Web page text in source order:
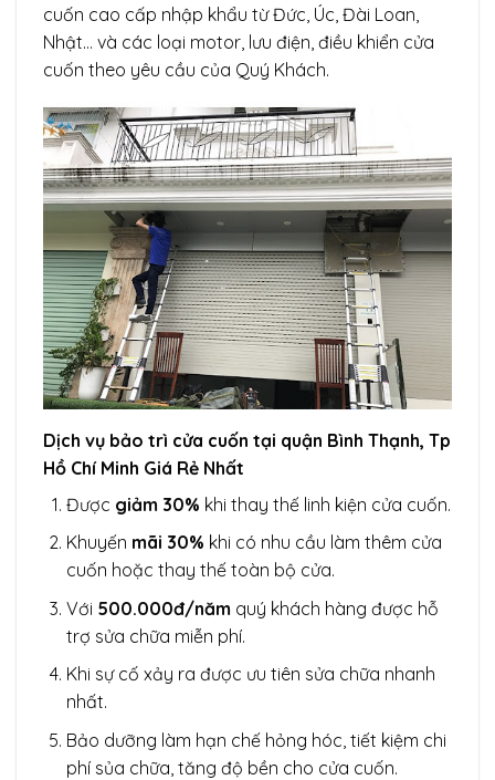
cuốn cao cấp nhập khẩu từ Đức, Úc, Đài Loan,
Nhật… và các loại motor, lưu điện, điều khiển cửa
cuốn theo yêu cầu của Quý Khách.
Dịch vụ bảo trì cửa cuốn tại quận Bình Thạnh, Tp
Hồ Chí Minh Giá Rẻ Nhất
Được giảm 30% khi thay thế linh kiện cửa cuốn.
Khuyến mãi 30% khi có nhu cầu làm thêm cửa
cuốn hoặc thay thế toàn bộ cửa.
Với 500.000đ/năm quý khách hàng được hỗ
trợ sửa chữa miễn phí.
Khi sự cố xảy ra được ưu tiên sửa chữa nhanh
nhất.
Bảo dưỡng làm hạn chế hỏng hóc, tiết kiệm chi
phí sủa chữa, tăng độ bền cho cửa cuốn.